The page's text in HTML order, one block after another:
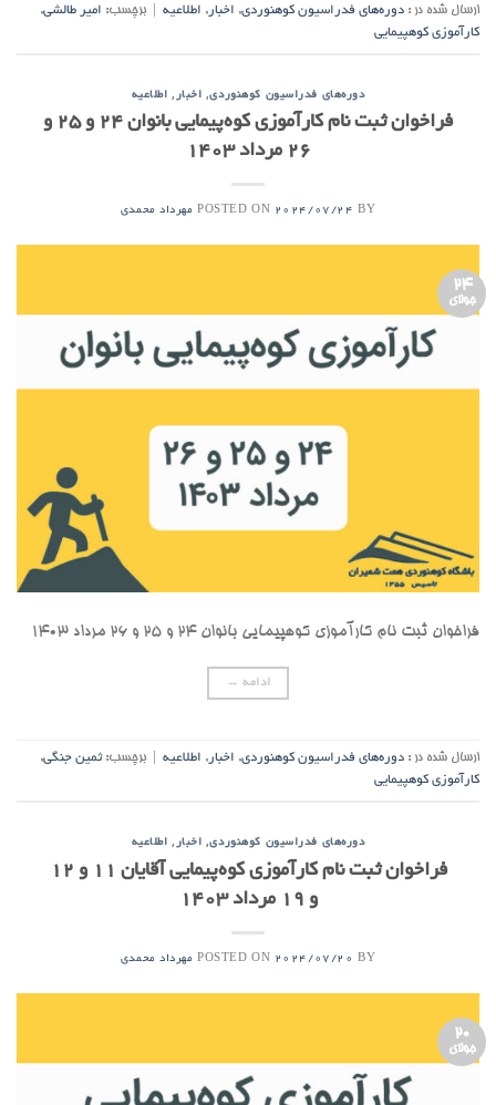
ارسال شده در : دوره‌های فدراسیون کوهنوردی, اخبار , اطلاعیه برچسب: امیر طالشی,
کارآموزی کوهپیمایی
دوره‌های فدراسیون کوهنوردی, اخبار , اطلاعیه
فراخوان ثبت نام کارآموزی کوه‌پیمایی بانوان ۲۴ و ۲۵ و
۲۶ مرداد ۱۴۰۳
POSTED ON 2024/07/24 BY مهرداد محمدی
24
جولای
فراخوان ثبت نام کارآموزی کوهپیمایی بانوان ۲۴ و ۲۵ و ۲۶ مرداد ۱۴۰۳
ادامه →
ارسال شده در : دوره‌های فدراسیون کوهنوردی, اخبار , اطلاعیه برچسب:ثمین جنگی,
کارآموزی کوهپیمایی
دوره‌های فدراسیون کوهنوردی, اخبار , اطلاعیه
فراخوان ثبت نام کارآموزی کوه‌پیمایی آقایان ۱۱ و ۱۲
و ۱۹ مرداد ۱۴۰۳
POSTED ON 2024/07/20 BY مهرداد محمدی
20
جولای